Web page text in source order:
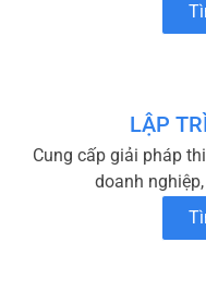
LẬP
Cung cấp giải pháp
doanh